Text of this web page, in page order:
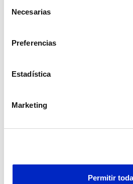
transferencia de datos fuera del
Necesarias
Preferencias
Estadística
Marketing
Permitir